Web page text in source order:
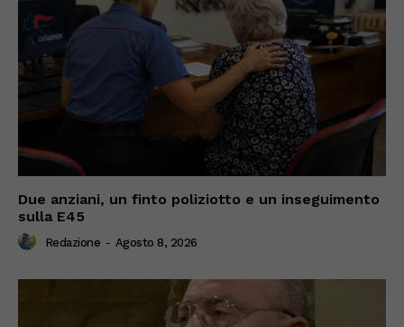
Due anziani, un finto poliziotto e un inseguimento
sulla E45
Redazione - Agosto 8, 2026